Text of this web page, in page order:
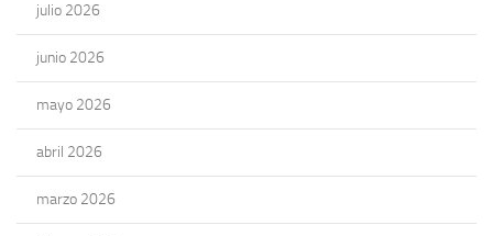
julio 2026
junio 2026
mayo 2026
abril 2026
marzo 2026